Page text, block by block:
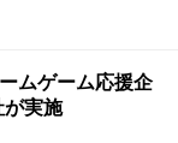
ムゲーム応援企
実施